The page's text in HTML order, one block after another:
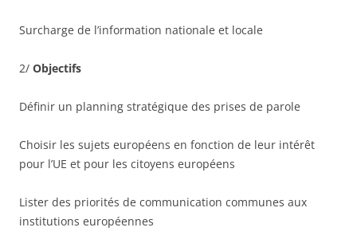
Surcharge de l’information nationale et locale
2/ Objectifs
Définir un planning stratégique des prises de parole
Choisir les sujets européens en fonction de leur intérêt
pour l’UE et pour les citoyens européens
Lister des priorités de communication communes aux
institutions européennes